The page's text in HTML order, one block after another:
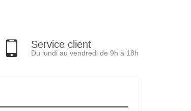
Service client
Du lundi au vendredi de 9h à 18h